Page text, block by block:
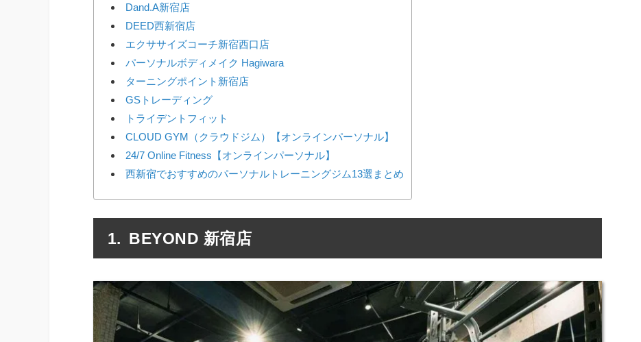
Dand.A新宿店
DEED西新宿店
エクササイズコーチ新宿西口店
パーソナルボディメイク Hagiwara
ターニングポイント新宿店
GSトレーディング
トライデントフィット
CLOUD GYM（クラウドジム）【オンラインパーソナル】
24/7 Online Fitness【オンラインパーソナル】
西新宿でおすすめのパーソナルトレーニングジム13選まとめ
BEYOND 新宿店